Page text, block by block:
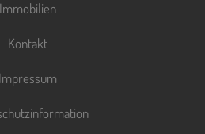
Immobilien
Kontakt
Impressum